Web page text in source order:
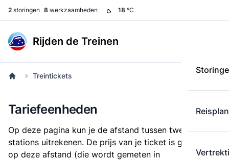
2 storingen 8 werkzaamheden 18 °C
Rijden de Treinen
Treintickets
Tariefeenheden
Op deze pagina kun je de afstand tussen twee
stations uitrekenen. De prijs van je ticket is gebaseerd
op deze afstand (die wordt gemeten in